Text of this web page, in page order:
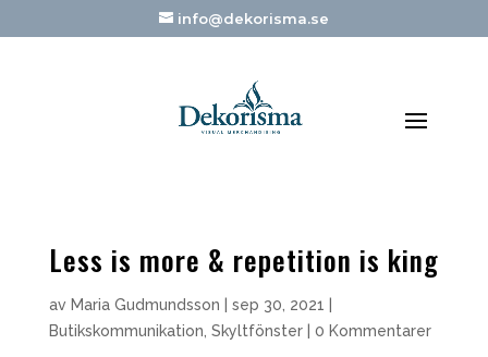
info@dekorisma.se
Less is more & repetition is king
av Maria Gudmundsson sep 30, 2021
Butikskommunikation Skyltfönster| 0 Kommentarer